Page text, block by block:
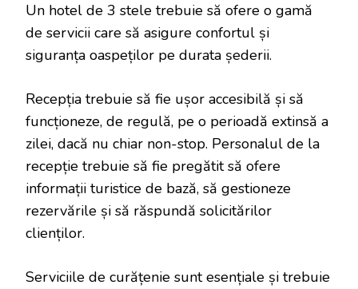
Un hotel de 3 stele trebuie să ofere o gamă
de servicii care să asigure confortul și
siguranța oaspeților pe durata șederii.
Recepția trebuie să fie ușor accesibilă și să
funcționeze, de regulă, pe o perioadă extinsă a
zilei, dacă nu chiar non-stop. Personalul de la
recepție trebuie să fie pregătit să ofere
informații turistice de bază, să gestioneze
rezervările și să răspundă solicitărilor
clienților.
Serviciile de curățenie sunt esențiale și trebuie